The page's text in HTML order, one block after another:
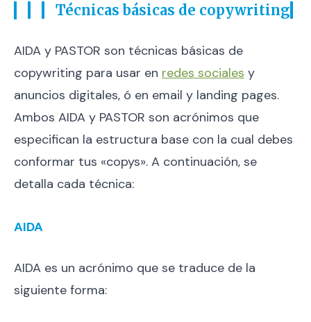
Técnicas básicas de copywriting
AIDA y PASTOR son técnicas básicas de
copywriting para usar en redes sociales y
anuncios digitales, ó en email y landing pages.
Ambos AIDA y PASTOR son acrónimos que
especifican la estructura base con la cual debes
conformar tus «copys». A continuación, se
detalla cada técnica:
AIDA
AIDA es un acrónimo que se traduce de la
siguiente forma: